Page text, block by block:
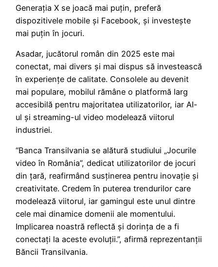
Generația X se joacă mai puțin, preferă
dispozitivele mobile și Facebook, și investește
mai puțin în jocuri.
Asadar, jucătorul român din 2025 este mai
conectat, mai divers și mai dispus să investească
în experiențe de calitate. Consolele au devenit
mai populare, mobilul rămâne o platformă larg
accesibilă pentru majoritatea utilizatorilor, iar AI-
ul și streaming-ul video modelează viitorul
industriei.
“Banca Transilvania se alătură studiului „Jocurile
video în România”, dedicat utilizatorilor de jocuri
din țară, reafirmând susținerea pentru inovație și
creativitate. Credem în puterea trendurilor care
modelează viitorul, iar gamingul este unul dintre
cele mai dinamice domenii ale momentului.
Implicarea noastră reflectă și dorința de a fi
conectați la aceste evoluții.”, afirmă reprezentanții
Băncii Transilvania.